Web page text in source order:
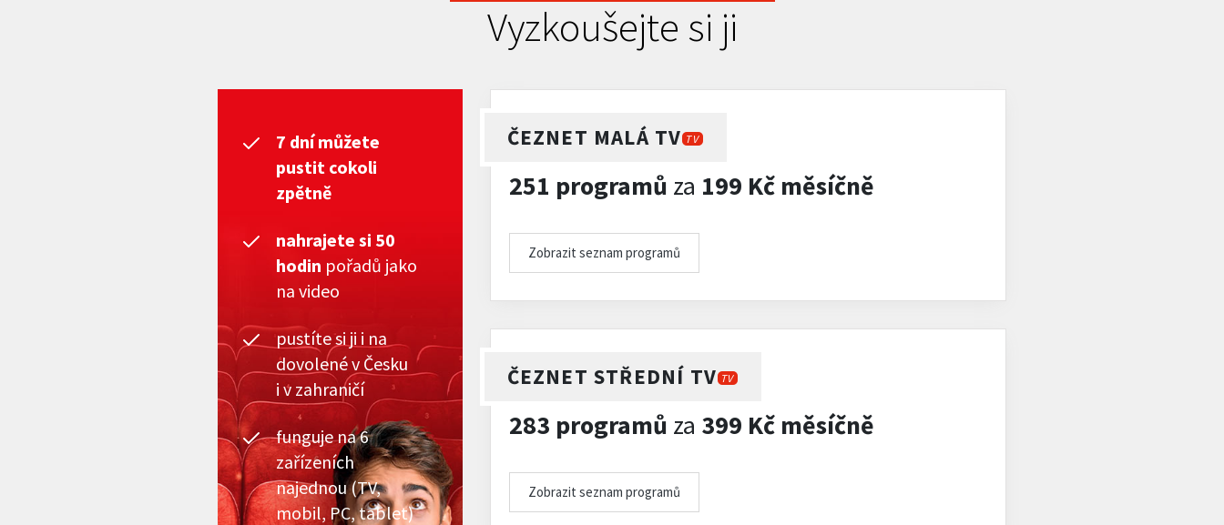
Vyzkoušejte si ji
7 dní můžete
pustit cokoli
zpětně
nahrajete si 50
hodin pořadů jako
na video
pustíte si ji i na
dovolené v Česku
i v zahraničí
funguje na 6
zařízeních
najednou (TV,
mobil, PC, tablet)
ČEZNET MALÁ TV TV
251 programů za 199 Kč měsíčně
Zobrazit seznam programů
ČEZNET STŘEDNÍ TV TV
283 programů za 399 Kč měsíčně
Zobrazit seznam programů